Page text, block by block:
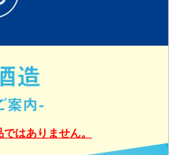
はありません。